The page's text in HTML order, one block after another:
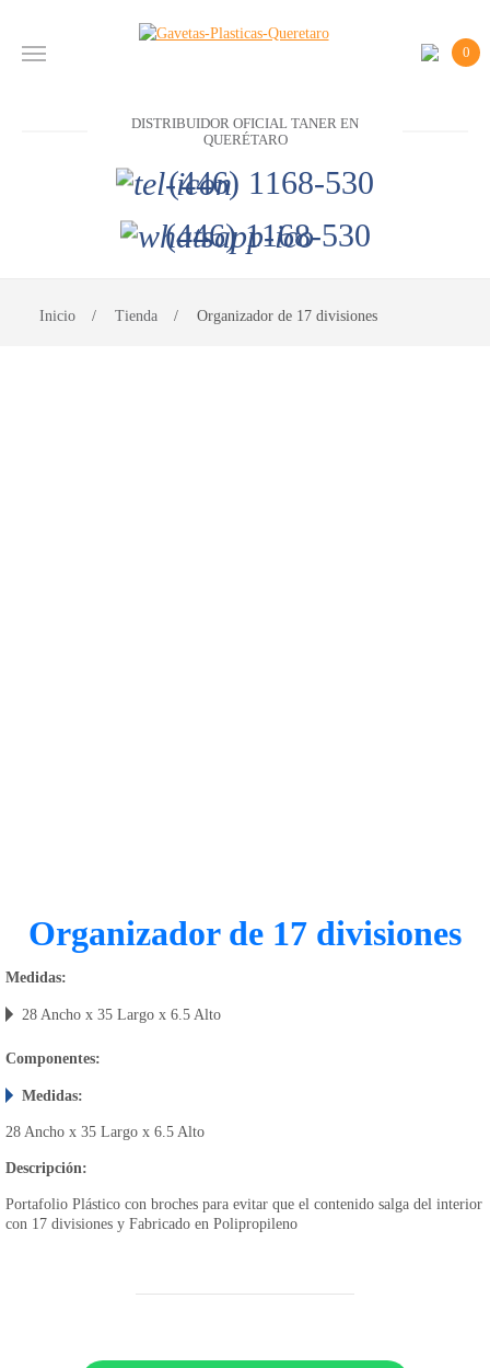
0
DISTRIBUIDOR OFICIAL TANER EN
QUERÉTARO
(446) 1168-530
(446) 1168-530
CONTACTO
TANER EN
QUERÉTARO
Inicio Tienda Organizador de 17 divisiones
Organizador de 17 divisiones
Medidas:
28 Ancho x 35 Largo x 6.5 Alto
Componentes:
Medidas:
28 Ancho x 35 Largo x 6.5 Alto
Descripción:
Portafolio Plástico con broches para evitar que el contenido salga del interior
con 17 divisiones y Fabricado en Polipropileno